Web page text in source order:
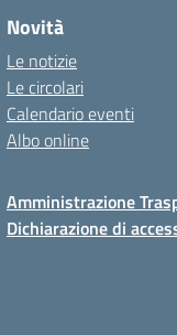
Novità
Le notizie
Le circolari
Calendario eventi
Albo online
Amministrazione
Dichiarazione di